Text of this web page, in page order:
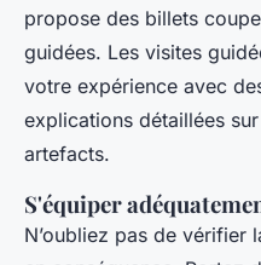
propose des billets
guidées. Les visites
votre expérience avec
explications détaillées
artefacts.
S'équiper
N’oubliez pas de vérifier